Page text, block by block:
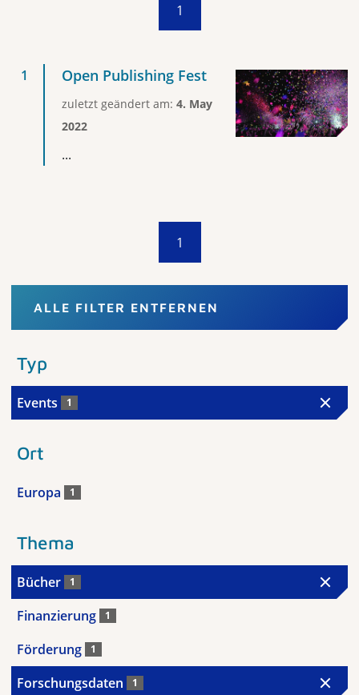
1
Open Publishing Fest
zuletzt geändert am: 4. May
2022
...
1
ALLE FILTER ENTFERNEN
Typ
Events 1
Ort
Europa 1
Thema
Bücher 1
Finanzierung 1
Förderung 1
Forschungsdaten 1